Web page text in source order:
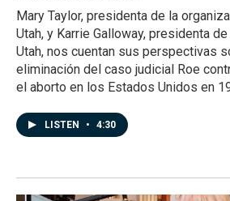
Mary Taylor, presidenta de la
Utah, y Karrie Galloway, presidenta
Utah, nos cuentan sus perspectivas
eliminación del caso judicial Roe
el aborto en los Estados Unidos en
LISTEN • 4:30